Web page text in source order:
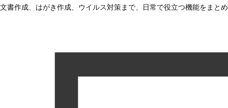
文書作成、はがき作成、ウイルス対策まで、日常で役立つ機能をまと